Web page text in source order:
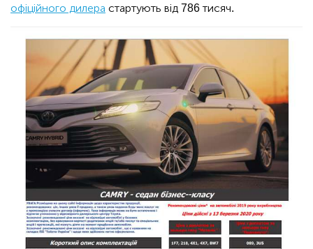
офіційного дилера стартують від 786 тисяч.